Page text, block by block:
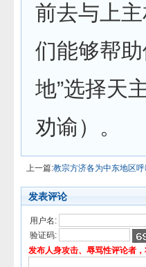
前去与上
们能够帮
地”选择天
劝谕）。
上一篇:教宗方济各为中东地区
发表评论
用户名:
验证码:
发布人身攻击、辱骂性评论者，